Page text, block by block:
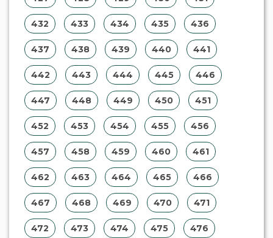
432 433 434 435 436
437 438 439 440 441
442 443 444 445 446
447 448 449 450 451
452 453 454 455 456
457 458 459 460 461
462 463 464 465 466
467 468 469 470 471
472 473 474 475 476